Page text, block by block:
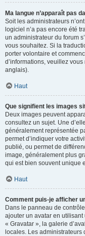
Ma langue n’apparaît pas
Soit les administrateurs
logiciel n’a pas encore été
un administrateur du forum
vous souhaitez. Si la
porter volontaire et
d’informations, veuillez vous
anglais).
Haut
Que signifient les images
Deux images peuvent
consultez un sujet. Une
généralement représentée
permet d’indiquer votre
publié, ou permet de
image, généralement plus
qui est bien souvent unique
Haut
Comment puis-je afficher
Dans le panneau de
ajouter un avatar en
« Gravatar », la galerie
locales. Les